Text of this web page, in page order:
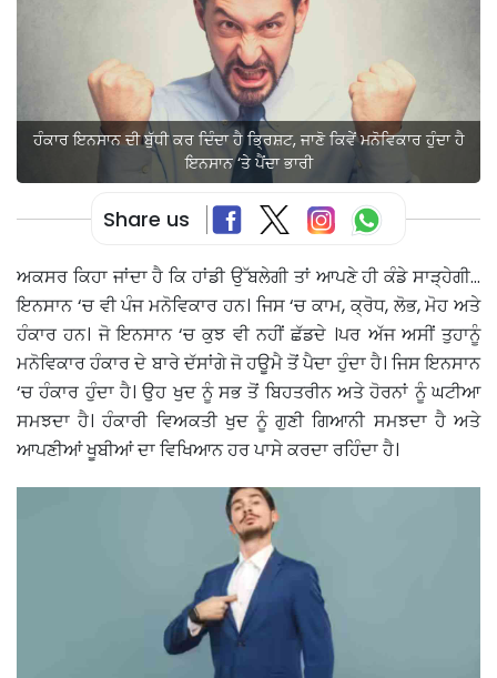
ਹੰਕਾਰ ਇਨਸਾਨ ਦੀ ਬੁੱਧੀ ਕਰ ਦਿੰਦਾ ਹੈ ਭ੍ਰਿਸ਼ਟ, ਜਾਣੋ ਕਿਵੇਂ ਮਨੋਵਿਕਾਰ ਹੁੰਦਾ ਹੈ
ਇਨਸਾਨ ‘ਤੇ ਪੈਂਦਾ ਭਾਰੀ
Share us
ਅਕਸਰ ਕਿਹਾ ਜਾਂਦਾ ਹੈ ਕਿ ਹਾਂਡੀ ਉੱਬਲੇਗੀ ਤਾਂ ਆਪਣੇ ਹੀ ਕੰਡੇ ਸਾੜ੍ਹੇਗੀ…
ਇਨਸਾਨ ‘ਚ ਵੀ ਪੰਜ ਮਨੋਵਿਕਾਰ ਹਨ। ਜਿਸ ‘ਚ ਕਾਮ, ਕ੍ਰੋਧ, ਲੋਭ, ਮੋਹ ਅਤੇ
ਹੰਕਾਰ ਹਨ। ਜੋ ਇਨਸਾਨ ‘ਚ ਕੁਝ ਵੀ ਨਹੀਂ ਛੱਡਦੇ ।ਪਰ ਅੱਜ ਅਸੀਂ ਤੁਹਾਨੂੰ
ਮਨੋਵਿਕਾਰ ਹੰਕਾਰ ਦੇ ਬਾਰੇ ਦੱਸਾਂਗੇ ਜੋ ਹਊਮੈ ਤੋਂ ਪੈਦਾ ਹੁੰਦਾ ਹੈ। ਜਿਸ ਇਨਸਾਨ
‘ਚ ਹੰਕਾਰ ਹੁੰਦਾ ਹੈ। ਉਹ ਖੁਦ ਨੂੰ ਸਭ ਤੋਂ ਬਿਹਤਰੀਨ ਅਤੇ ਹੋਰਨਾਂ ਨੂੰ ਘਟੀਆ
ਸਮਝਦਾ ਹੈ। ਹੰਕਾਰੀ ਵਿਅਕਤੀ ਖੁਦ ਨੂੰ ਗੁਣੀ ਗਿਆਨੀ ਸਮਝਦਾ ਹੈ ਅਤੇ
ਆਪਣੀਆਂ ਖੂਬੀਆਂ ਦਾ ਵਿਖਿਆਨ ਹਰ ਪਾਸੇ ਕਰਦਾ ਰਹਿੰਦਾ ਹੈ।